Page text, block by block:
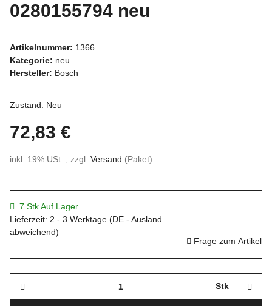
0280155794 neu
Artikelnummer: 1366
Kategorie: neu
Hersteller: Bosch
Zustand: Neu
72,83 €
inkl. 19% USt. , zzgl. Versand (Paket)
7 Stk Auf Lager
Lieferzeit: 2 - 3 Werktage (DE - Ausland
abweichend)
Frage zum Artikel
Stk